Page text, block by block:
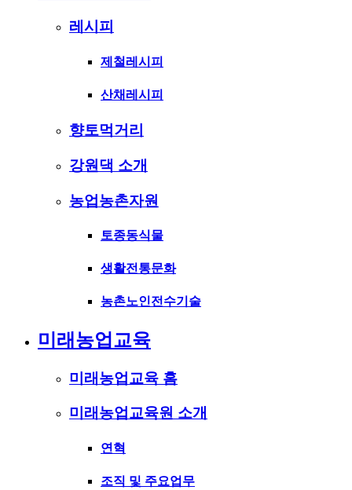
레시피
제철레시피
산채레시피
향토먹거리
강원댁 소개
농업농촌자원
토종동식물
생활전통문화
농촌노인전수기술
미래농업교육
미래농업교육 홈
미래농업교육원 소개
연혁
조직 및 주요업무